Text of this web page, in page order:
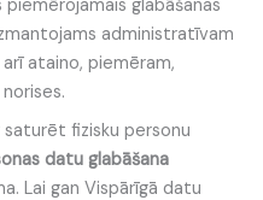
piemērojamais glabāšanas
administratīvam
ataino, piemēram,
fizisku personu
datu glabāšana
Lai gan Vispārīgā datu